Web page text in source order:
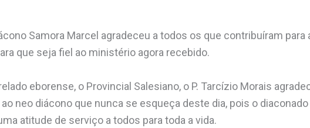
Samora Marcel agradeceu a todos os que contribuíram para
que seja fiel ao ministério agora recebido.
eborense, o Provincial Salesiano, o P. Tarcízio Morais
neo diácono que nunca se esqueça deste dia, pois o diaconado
atitude de serviço a todos para toda a vida.